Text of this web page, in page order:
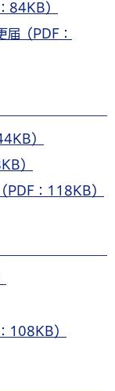
84KB）
届（PDF：
）
）
PDF：118KB）
108KB）